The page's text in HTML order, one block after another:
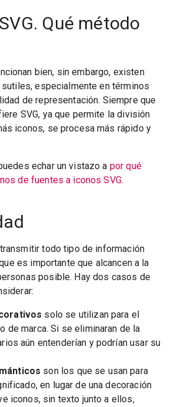
Qué método
bien, sin embargo, existen
especialmente en términos
de representación. Siempre que
SVG, ya que permite la división
iconos, se procesa más rápido y
echar un vistazo a por qué
de fuentes a iconos SVG.
todo tipo de información
es importante que alcancen a la
posible. Hay dos casos de
solo se utilizan para el
de marca. Si se eliminaran de la
aún entenderían y podrían usar su
son los que se usan para
en lugar de una decoración
iconos, sin texto junto a ellos,